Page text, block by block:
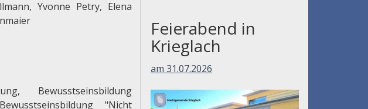
Yvonne Petry, Elena
Bewusstseinsbildung
"Nicht
Feierabend in
Krieglach
am 31.07.2026